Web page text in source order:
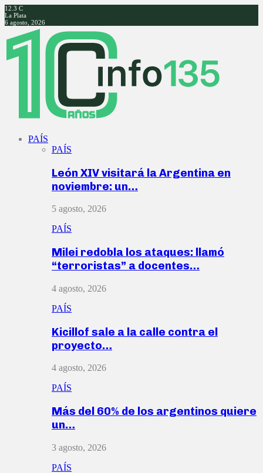
12.3 C
La Plata
6 agosto, 2026
Facebook
Twitter
Instagram
Youtube
PAÍS
PAÍS
León XIV visitará la Argentina en
noviembre: un…
5 agosto, 2026
PAÍS
Milei redobla los ataques: llamó
“terroristas” a docentes…
4 agosto, 2026
PAÍS
Kicillof sale a la calle contra el
proyecto…
4 agosto, 2026
PAÍS
Más del 60% de los argentinos quiere
un…
3 agosto, 2026
PAÍS